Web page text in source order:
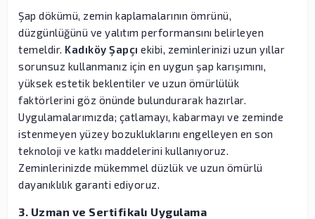
Şap dökümü, zemin kaplamalarının ömrünü,
düzgünlüğünü ve yalıtım performansını belirleyen
temeldir. Kadıköy Şapçı ekibi, zeminlerinizi uzun yıllar
sorunsuz kullanmanız için en uygun şap karışımını,
yüksek estetik beklentiler ve uzun ömürlülük
faktörlerini göz önünde bulundurarak hazırlar.
Uygulamalarımızda; çatlamayı, kabarmayı ve zeminde
istenmeyen yüzey bozukluklarını engelleyen en son
teknoloji ve katkı maddelerini kullanıyoruz.
Zeminlerinizde mükemmel düzlük ve uzun ömürlü
dayanıklılık garanti ediyoruz.
3. Uzman ve Sertifikalı Uygulama